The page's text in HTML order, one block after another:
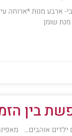
בין
ילדים אוהבים…